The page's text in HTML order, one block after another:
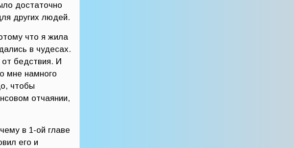
достаточно
других людей.
что я жила
в чудесах.
бедствия. И
мне намного
чтобы
отчаянии,
в 1-ой главе
его и